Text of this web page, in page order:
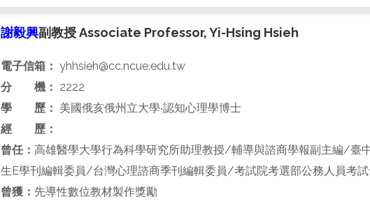
謝毅興副教授 Associate Professor, Yi-Hsing Hsieh
電子信箱： yhhsieh@cc.ncue.edu.tw
分 機： 2222
學 歷： 美國俄亥俄州立大學‧認知心理學博士
經 歷：
曾任： 高雄醫學大學行為科學研究所助理教授/輔導與諮商學報副主編/臺
生E學刊編輯委員/台灣心理諮商季刊編輯委員/考試院考選部公務人員考
曾獲： 先導性數位教材製作獎勵